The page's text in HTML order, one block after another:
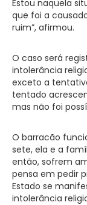
Estou naquela
que foi a
ruim”, afirmou.
O caso será
intolerância
exceto a
tentado
mas não foi
O barracão
sete, ela e a
então, sofrem
pensa em pedir
Estado se
intolerância